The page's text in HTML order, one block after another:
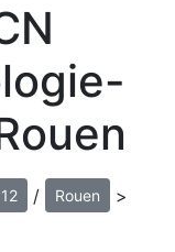
/ Rouen >